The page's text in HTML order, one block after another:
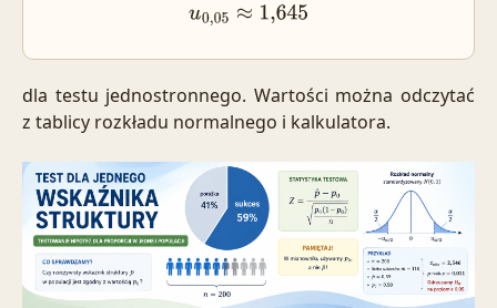
u0,05≈ 1,645
dla testu jednostronnego. Wartości można odczytać
z tablicy rozkładu normalnego i kalkulatora.